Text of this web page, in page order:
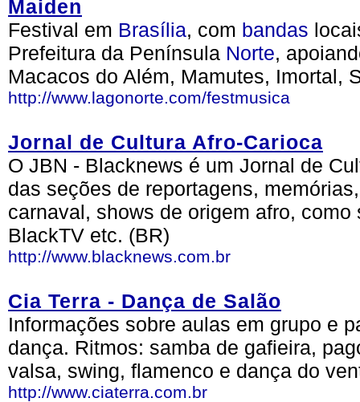
Maiden
Festival em Brasília, com bandas
Prefeitura da Península Norte,
Macacos do Além, Mamutes, Imortal,
http://www.lagonorte.com/festmusica
Jornal de Cultura Afro-Carioca
O JBN - Blacknews é um Jornal de
das seções de reportagens,
carnaval, shows de origem afro,
BlackTV etc. (BR)
http://www.blacknews.com.br
Cia Terra - Dança de Salão
Informações sobre aulas em grupo e
dança. Ritmos: samba de gafieira,
valsa, swing, flamenco e dança do
http://www.ciaterra.com.br